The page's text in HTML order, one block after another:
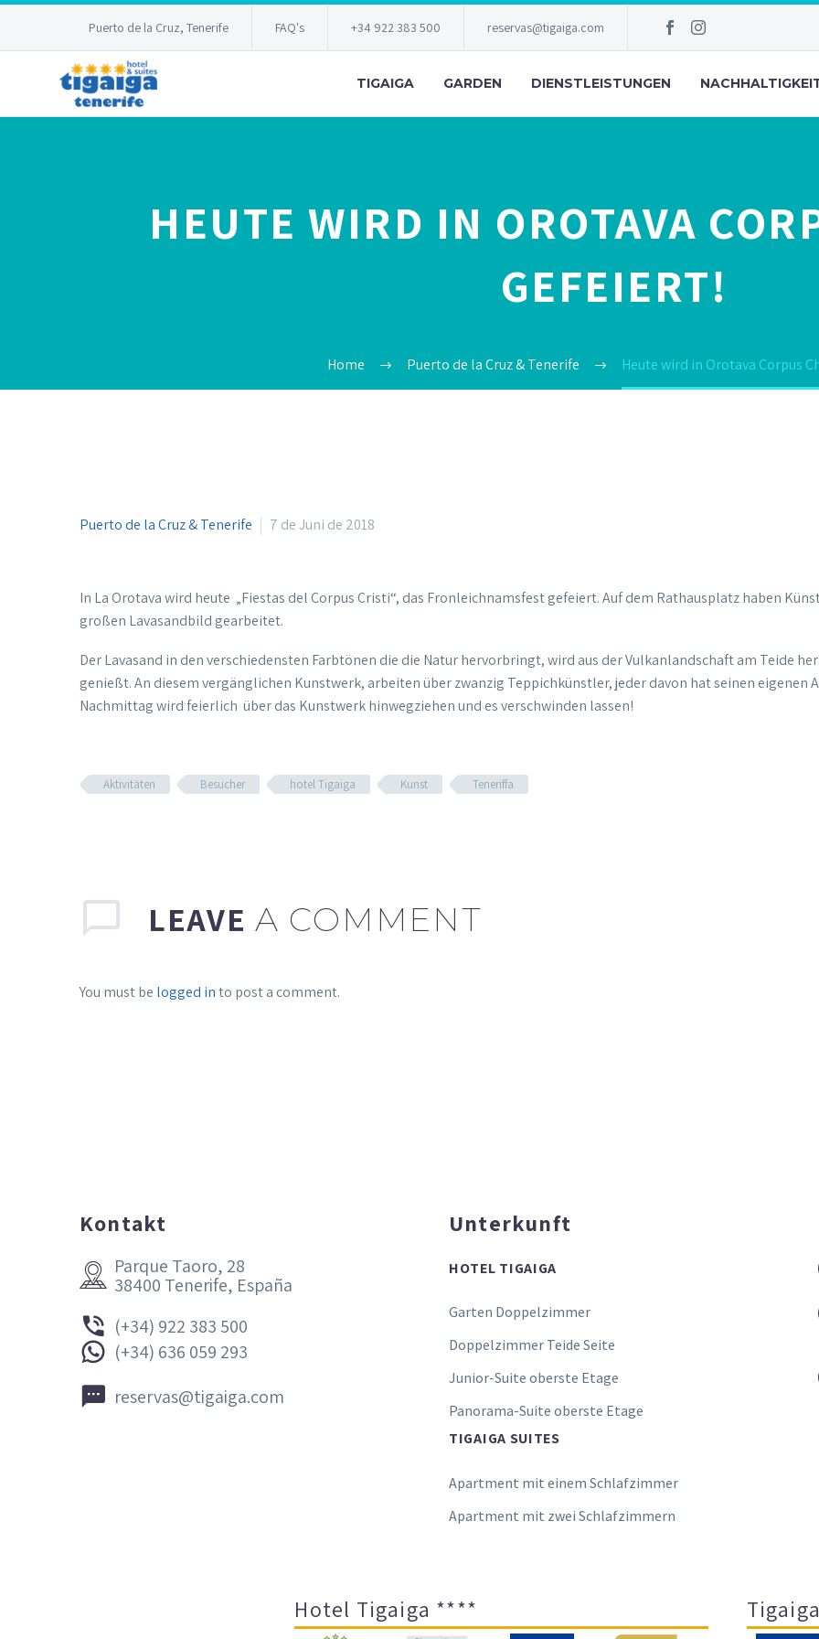
Puerto de la Cruz, Tenerife FAQ's +34 922 383 500 reservas@tigaiga.com
TIGAIGA GARDEN DIENSTLEISTUNGEN
HEUTE WIRD IN OROTAVA
GEFEIERT!
Home Puerto de la Cruz & Tenerife Heute wird in Orotava Corpus
Puerto de la Cruz & Tenerife 7 de Juni de 2018
In La Orotava wird heute „Fiestas del Corpus Cristi“, das Fronleichnamsfest gefeiert. Auf dem Rathausplatz haben
großen Lavasandbild gearbeitet.
Der Lavasand in den verschiedensten Farbtönen die die Natur hervorbringt, wird aus der Vulkanlandschaft am Teide
genießt. An diesem vergänglichen Kunstwerk, arbeiten über zwanzig Teppichkünstler, jeder davon hat seinen eigenen
Nachmittag wird feierlich über das Kunstwerk hinwegziehen und es verschwinden lassen!
Aktivitäten Besucher hotel Tigaiga Kunst Teneriffa
LEAVE A COMMENT
You must be logged into post a comment.
Kontakt

 Parque Taoro, 28
38400 Tenerife, España

 (+34) 922 383 500

 (+34) 636 059 293

 reservas@tigaiga.com
Unterkunft
HOTEL TIGAIGA
Garten Doppelzimmer
Doppelzimmer Teide Seite
Junior-Suite oberste Etage
Panorama-Suite oberste Etage
TIGAIGA SUITES
Apartment mit einem Schlafzimmer
Apartment mit zwei Schlafzimmern
Hotel Tigaiga ****